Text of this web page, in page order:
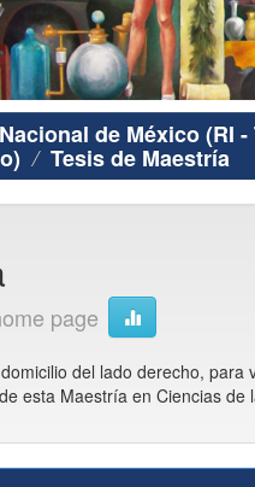
de México (RI -
Tesis de Maestría
page
del lado derecho, para
esta Maestría en Ciencias de